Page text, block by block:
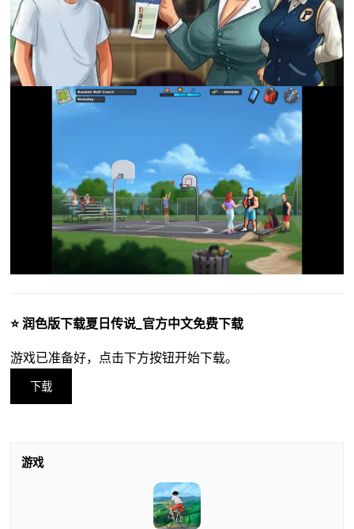
⭐ 润色版下载夏日传说_官方中文免费下载
游戏已准备好，点击下方按钮开始下载。
下载
游戏